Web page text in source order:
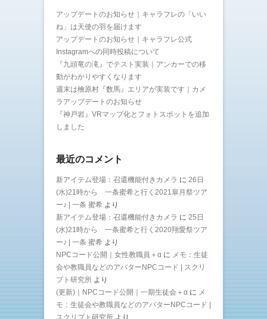
アップデートのお知らせ｜キャラフレの「いい
ね」は天使の羽を届けます
アップデートのお知らせ｜キャラフレ公式
Instagramへの同時投稿について
『九頭竜の滝』でテスト実装｜アンカーでの移
動がわかりやすくなります
週末は檜原村『数馬』エリアが実装です｜カメ
ラアップデートのお知らせ
『神戸岩』VRマップ化とフォトスポットを追加
しました
最近のコメント
新アイテム登場：召還機能付きカメラ に 26日
(水)21時から 一条蜜希と行く2021皐月祭ツア
ー♪ | 一条 蜜希 より
新アイテム登場：召還機能付きカメラ に 25日
(水)21時から 一条蜜希と行く2020翔愛祭ツア
ー♪ | 一条 蜜希 より
NPCコード公開｜女性教職員＋α に メモ：生徒
会や教職員などのアバターNPCコード | スクリ
プト研究所 より
(更新)｜NPCコード公開｜一期生徒会＋α に メ
モ：生徒会や教職員などのアバターNPCコード |
スクリプト研究所 より